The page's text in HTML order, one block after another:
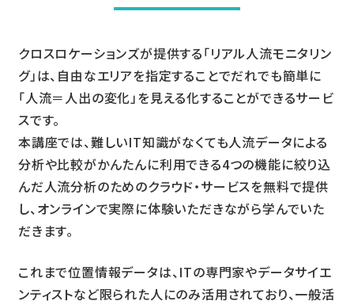
クロスロケーションズが提供する「リアル人流モニタリン
グ」は、自由なエリアを指定することでだれでも簡単に
「人流＝人出の変化」を見える化することができるサービ
スです。
本講座では、難しいIT知識がなくても人流データによる
分析や比較がかんたんに利用できる4つの機能に絞り込
んだ人流分析のためのクラウド・サービスを無料で提供
し、オンラインで実際に体験いただきながら学んでいた
だきます。
これまで位置情報データは、ITの専門家やデータサイエ
ンティストなど限られた人にのみ活用されており、一般活